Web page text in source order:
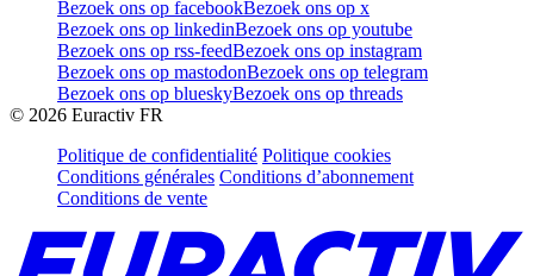
Bezoek ons op facebookBezoek ons op x
Bezoek ons op linkedinBezoek ons op youtube
Bezoek ons op rss-feedBezoek ons op instagram
Bezoek ons op mastodonBezoek ons op telegram
Bezoek ons op blueskyBezoek ons op threads
© 2026 Euractiv FR
Politique de confidentialité Politique cookies
Conditions générales Conditions d’abonnement
Conditions de vente